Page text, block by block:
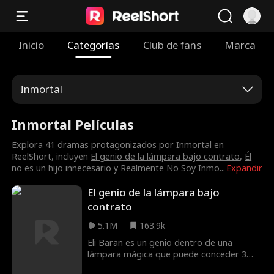
Inicio Categorías Club de fans Marca
Inmortal
Inmortal Películas
Expandir
Explora 41 dramas protagonizados por Inmortal en
ReelShort, incluyen El genio de la lámpara bajo contrato, Él
no es un hijo innecesario y Realmente No Soy Inmo...
El genio de la lámpara bajo
contrato
5.1M
163.9k
Eli Baran es un genio dentro de una
lámpara mágica que puede conceder 3